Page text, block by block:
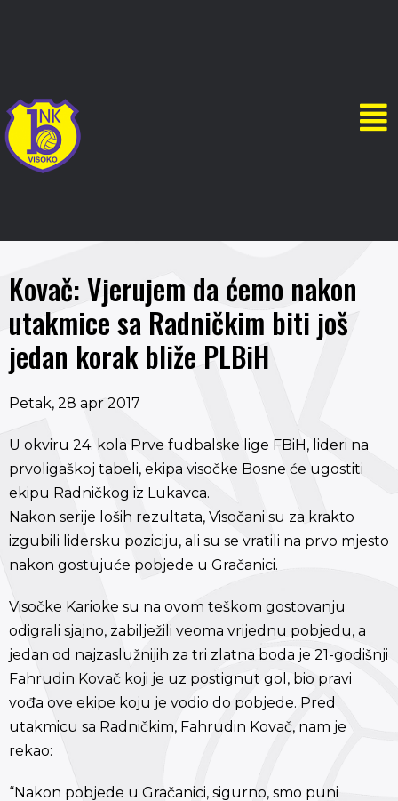
Kovač: Vjerujem da ćemo nakon
utakmice sa Radničkim biti još
jedan korak bliže PLBiH
Petak, 28 apr 2017
U okviru 24. kola Prve fudbalske lige FBiH, lideri na
prvoligaškoj tabeli, ekipa visočke Bosne će ugostiti
ekipu Radničkog iz Lukavca.
Nakon serije loših rezultata, Visočani su za krakto
izgubili lidersku poziciju, ali su se vratili na prvo mjesto
nakon gostujuće pobjede u Gračanici.
Visočke Karioke su na ovom teškom gostovanju
odigrali sjajno, zabilježili veoma vrijednu pobjedu, a
jedan od najzaslužnijih za tri zlatna boda je 21-godišnji
Fahrudin Kovač koji je uz postignut gol, bio pravi
vođa ove ekipe koju je vodio do pobjede. Pred
utakmicu sa Radničkim, Fahrudin Kovač, nam je
rekao:
“Nakon pobjede u Gračanici, sigurno, smo puni